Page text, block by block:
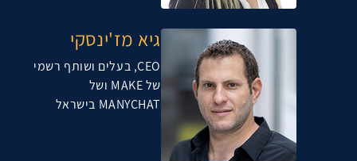
גיא מז'ינסקי
CEO, בעלים ושותף רשמי
של MAKE ושל
MANYCHAT בישראל